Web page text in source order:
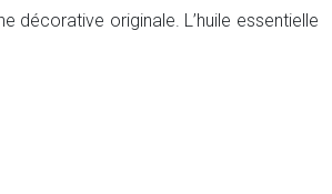
décorative originale. L’huile essentielle